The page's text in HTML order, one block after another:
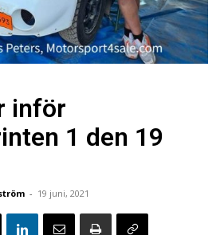
inför
1 den 19
- 19 juni, 2021